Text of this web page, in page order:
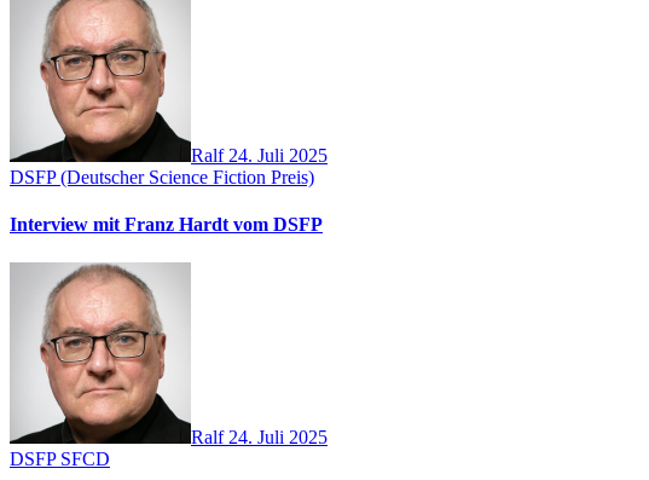
Ralf 24. Juli 2025
DSFP (Deutscher Science Fiction Preis)
Interview mit Franz Hardt vom DSFP
Ralf 24. Juli 2025
DSFP SFCD